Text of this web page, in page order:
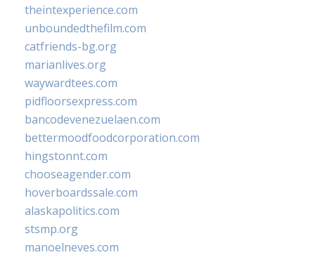
theintexperience.com
unboundedthefilm.com
catfriends-bg.org
marianlives.org
waywardtees.com
pidfloorsexpress.com
bancodevenezuelaen.com
bettermoodfoodcorporation.com
hingstonnt.com
chooseagender.com
hoverboardssale.com
alaskapolitics.com
stsmp.org
manoelneves.com